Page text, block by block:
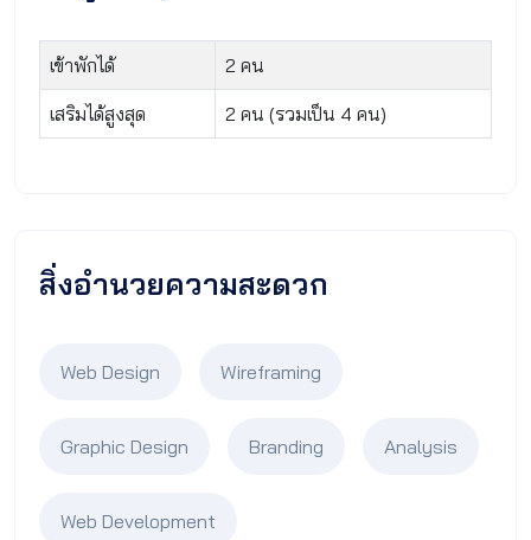
เข้าพักได้ 2 คน
เสริมได้สูงสุด 2 คน (รวมเป็น 4 คน)
สิ่งอำนวยความสะดวก
Web Design Wireframing
Graphic Design Branding Analysis
Web Development